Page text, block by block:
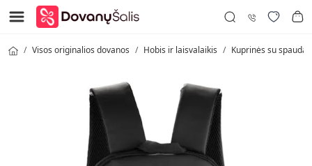
Visos originalios dovanos Hobis ir laisvalaikis Kuprinės su spauda